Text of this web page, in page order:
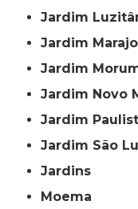
Jardim
Jardim
Jardim
Jardim Novo
Jardim
Jardim São
Jardins
Moema